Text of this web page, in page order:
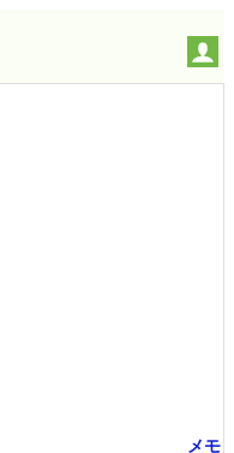
メモ